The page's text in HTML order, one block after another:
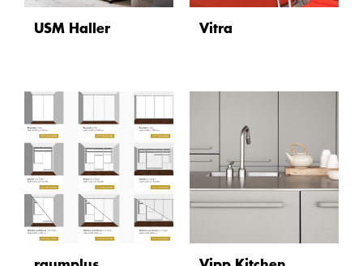
USM Haller Vitra